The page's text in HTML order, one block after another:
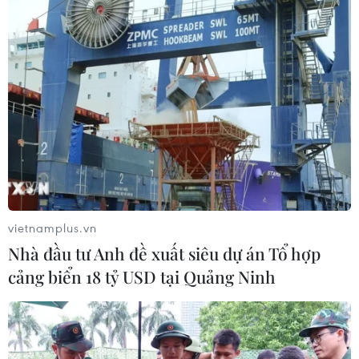
03/08/2026 10:34
Xem thêm
CƠ QUAN CHỦ QUẢN: THÔNG TẤN XÃ VIỆT NAM
Tổng Biên tập: TRẦN TIẾN DUẨN
Phó Tổng Biên tập: NGUYỄN THỊ TÁM, KHÚC THANH
THỦY
Sở hữu trí tuệ
Quy định sử dụng
vietnamplus.vn
Nhà đầu tư Anh đề xuất siêu dự án Tổ hợp
cảng biển 18 tỷ USD tại Quảng Ninh